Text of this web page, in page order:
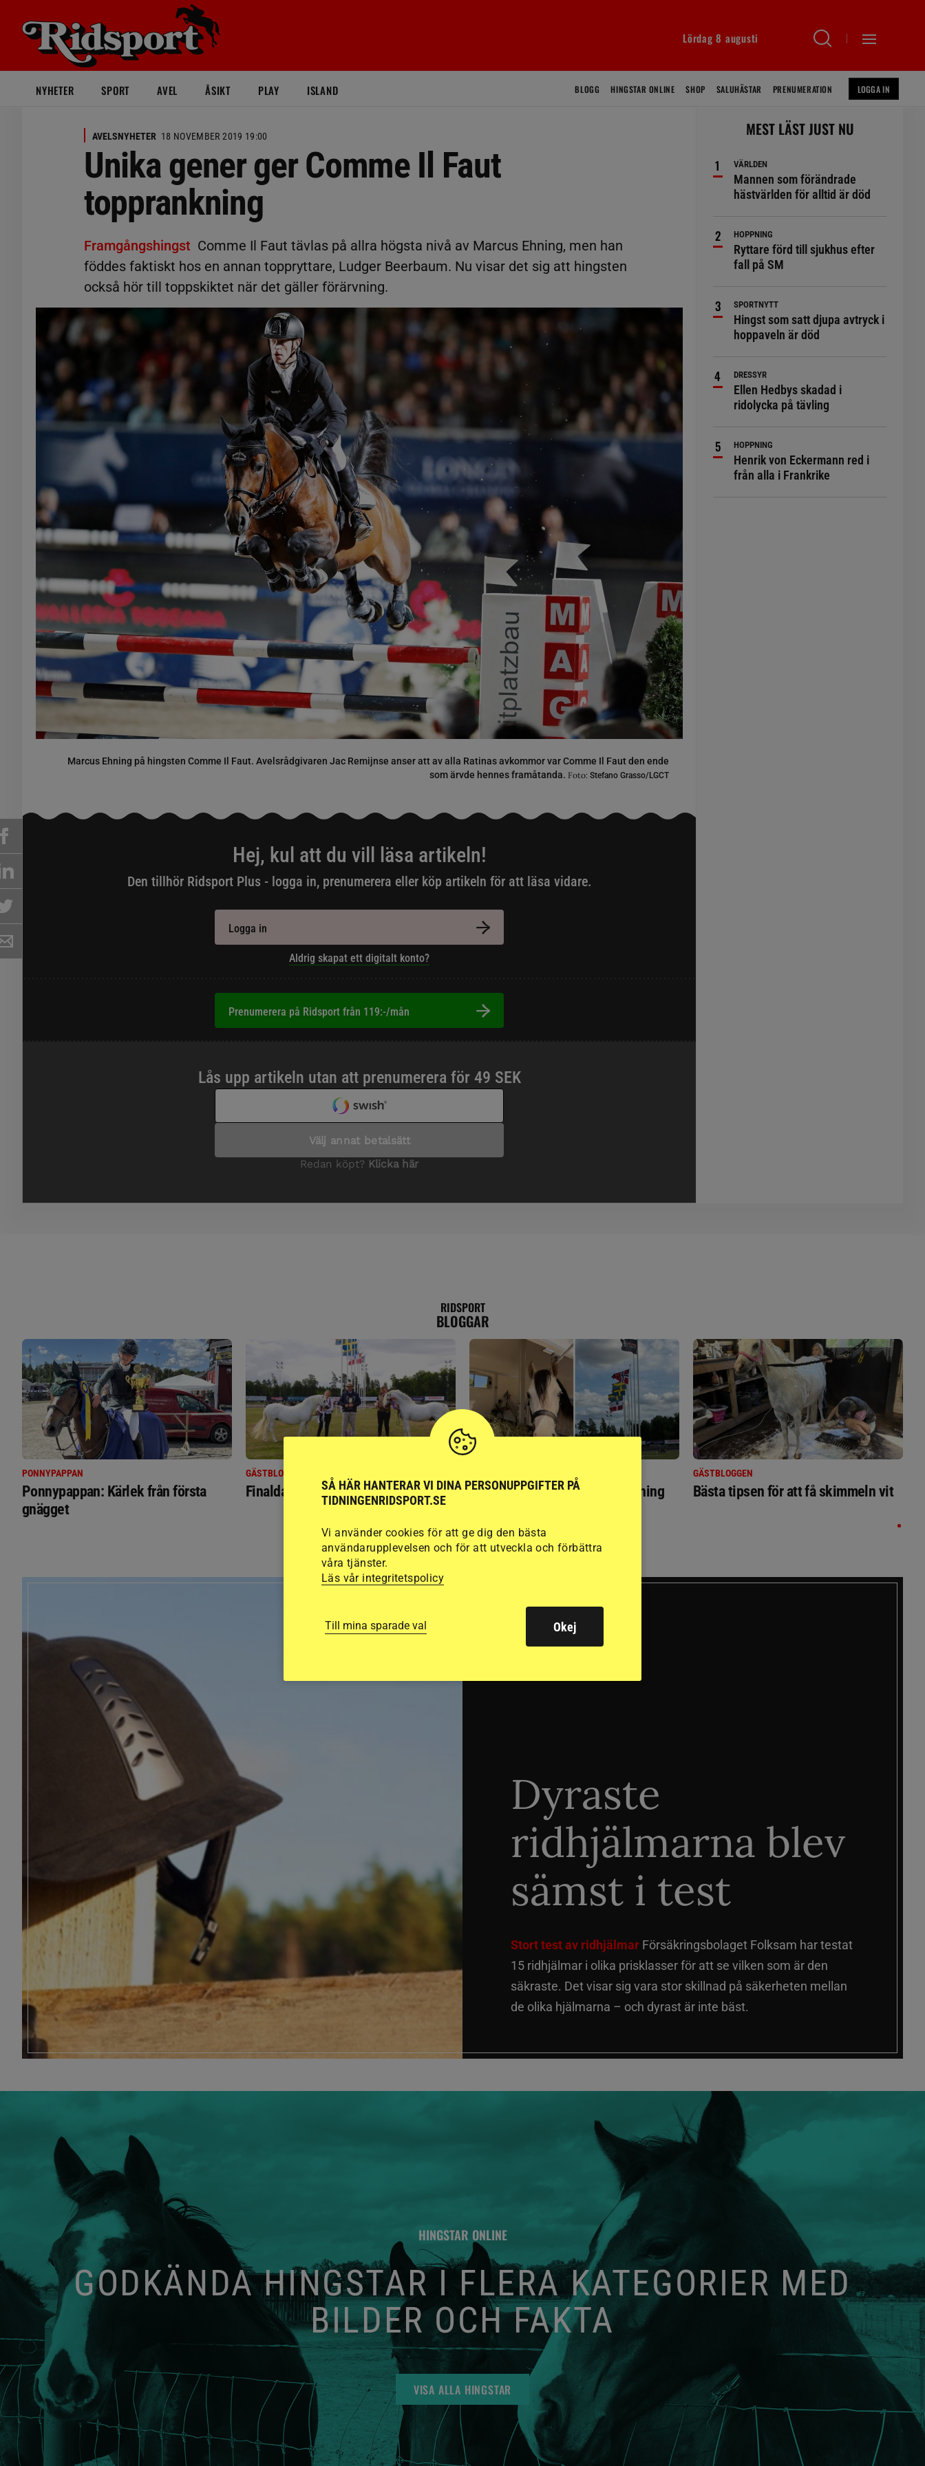
Lördag 8 augusti
NYHETER SPORT AVEL ÅSIKT PLAY ISLAND BLOGG HINGSTAR ONLINE SHOP SALUHÄSTAR PRENUMERATION LOGGA IN
AVELSNYHETER 18 NOVEMBER 2019 19:00
Unika gener ger Comme Il Faut
topprankning
Framgångshingst Comme Il Faut tävlas på allra högsta nivå av Marcus Ehning, men han
föddes faktiskt hos en annan toppryttare, Ludger Beerbaum. Nu visar det sig att hingsten
också hör till toppskiktet när det gäller förärvning.
Marcus Ehning på hingsten Comme Il Faut. Avelsrådgivaren Jac Remijnse anser att av alla Ratinas avkommor var Comme Il Faut den ende
som ärvde hennes framåtanda. Foto: Stefano Grasso/LGCT
Hej, kul att du vill läsa artikeln!
Den tillhör Ridsport Plus - logga in, prenumerera eller köp artikeln för att läsa vidare.
Logga in
Aldrig skapat ett digitalt konto?
Prenumerera på Ridsport från 119:-/mån
MEST LÄST JUST NU
VÄRLDEN
Mannen som förändrade
hästvärlden för alltid är död
HOPPNING
Ryttare förd till sjukhus efter
fall på SM
SPORTNYTT
Hingst som satt djupa avtryck i
hoppaveln är död
DRESSYR
Ellen Hedbys skadad i
ridolycka på tävling
HOPPNING
Henrik von Eckermann red i
från alla i Frankrike
RIDSPORT
BLOGGAR
PONNYPAPPAN
Ponnypappan: Kärlek från första
gnägget
GÄSTBLOGGEN
Finaldag med jubileumsutställning Så gick det på helgens utställning
GÄSTBLOGGEN
Bästa tipsen för att få skimmeln vit
Dyraste
ridhjälmarna blev
sämst i test
Stort test av ridhjälmar Försäkringsbolaget Folksam har testat
15 ridhjälmar i olika prisklasser för att se vilken som är den
säkraste. Det visar sig vara stor skillnad på säkerheten mellan
de olika hjälmarna – och dyrast är inte bäst.
HINGSTAR ONLINE
GODKÄNDA HINGSTAR I FLERA KATEGORIER MED
BILDER OCH FAKTA
VISA ALLA HINGSTAR
SÅ HÄR HANTERAR VI DINA PERSONUPPGIFTER PÅ
TIDNINGENRIDSPORT.SE
Vi använder cookies för att ge dig den bästa
användarupplevelsen och för att utveckla och förbättra
våra tjänster.
Läs vår integritetspolicy
Till mina sparade val Okej